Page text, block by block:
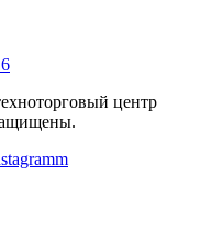
центр